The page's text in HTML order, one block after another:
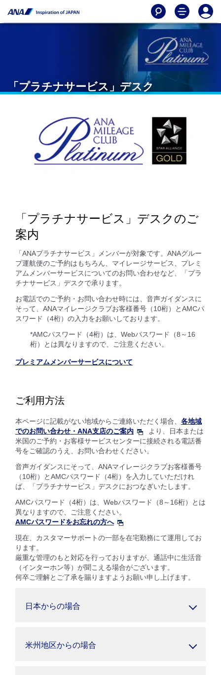
「プラチナサービス」デスク
「プラチナサービス」デスクのご
案内
「ANAプラチナサービス」メンバーが対象です。ANAグルー
プ運航便のご予約はもちろん、マイレージサービス、プレミ
アムメンバーサービスについてのお問い合わせなど、「プラ
チナサービス」デスクで承ります。
お電話でのご予約・お問い合わせ時には、音声ガイダンスに
そって、ANAマイレージクラブお客様番号（10桁）とAMCパ
スワード（4桁）の入力をお願いしております。
*AMCパスワード（4桁）は、Webパスワード（8～16
桁）とは異なりますので、ご注意ください。
プレミアムメンバーサービスについて
ご利用方法
本ページに記載がない地域からご連絡いただく場合、 各地域
でのお問い合わせ・ANA支店のご案内
より、日本または
米国のご予約・お客様サービスセンターに接続される電話番
号をご確認のうえ、お問い合わせください。
音声ガイダンスにそって、ANAマイレージクラブお客様番号
（10桁）とAMCパスワード（4桁）を入力していただけれ
ば、「プラチナサービス」デスクにおつなぎいたします。
AMCパスワード（4桁）は、Webパスワード（8～16桁）とは
異なりますので、ご注意ください。
AMCパスワードをお忘れの方へ
現在、カスタマーサポートの一部を在宅勤務にて運用してお
ります。
厳重な管理のもと対応を行っておりますが、通話中に生活音
（インターホン等）が聞こえる場合がございます。
何卒ご理解とご了承を賜りますようお願い申し上げます。
日本からの場合
米州地区からの場合